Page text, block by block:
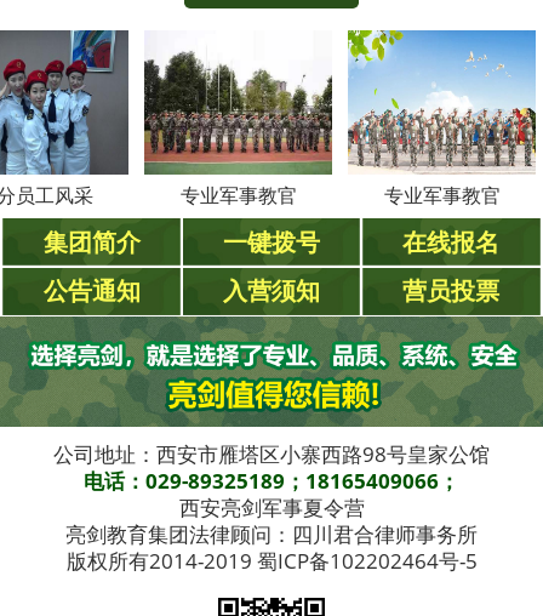
采 专业军事教官 专业军事教官
集团简介 一键拨号
在线报名
公告通知
入营须知 营员投票
公司地址：西安市雁塔区小寨西路98号皇家公馆
电话：029-89325189；18165409066；
西安亮剑军事夏令营
亮剑教育集团法律顾问：四川君合律师事务所
版权所有2014-2019 蜀ICP备102202464号-5